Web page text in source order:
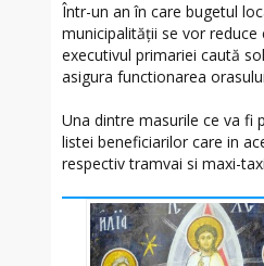
Într-un an în care bugetul
municipalității se vor reduce
executivul primariei caută
asigura functionarea
Una dintre masurile ce va fi
listei beneficiarilor care in
respectiv tramvai si maxi-